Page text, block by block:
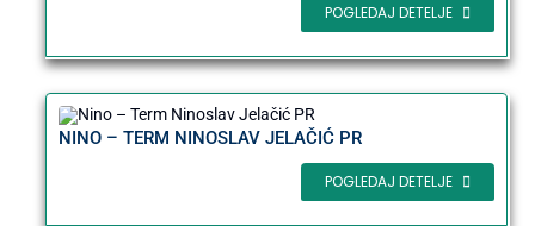
POGLEDAJ DETELJE
NINO – TERM NINOSLAV JELAČIĆ PR
POGLEDAJ DETELJE